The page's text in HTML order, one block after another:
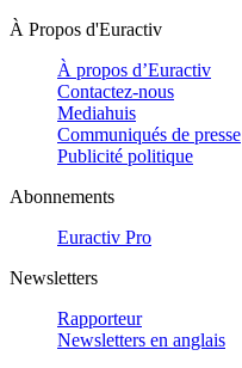
À Propos d'Euractiv
À propos d’Euractiv
Contactez-nous
Mediahuis
Communiqués de presse
Publicité politique
Abonnements
Euractiv Pro
Newsletters
Rapporteur
Newsletters en anglais